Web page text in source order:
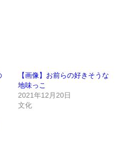
【画像】お前らの好きそうな
地味っこ
2021年12月20日
文化